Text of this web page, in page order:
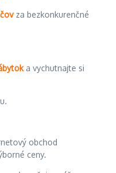
za bezkonkurenčné
a vychutnajte si
obchod
ceny.